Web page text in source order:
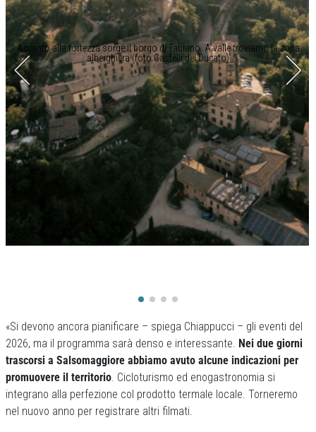
Accanto alla fortezza sorge il borgo di Tabiano. A valle troviamo la zona
alberghiera (foto Castelli del Ducato)
«Si devono ancora pianificare – spiega Chiappucci – gli eventi del
2026, ma il programma sarà denso e interessante. Nei due giorni
trascorsi a Salsomaggiore abbiamo avuto alcune indicazioni per
promuovere il territorio . Cicloturismo ed enogastronomia si
integrano alla perfezione col prodotto termale locale. Torneremo
nel nuovo anno per registrare altri filmati.